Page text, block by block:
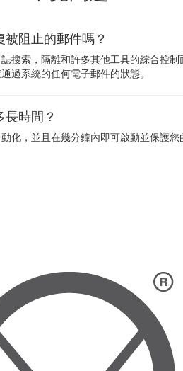
被阻止的郵件嗎？
搜索，隔離和許多其他工具的綜合控制
過系統的任何電子郵件的狀態。
長時間？
化，並且在幾分鐘內即可啟動並保護您